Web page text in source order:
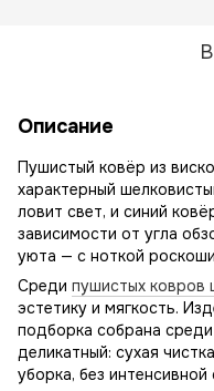
Описание
Пушистый ковёр из
характерный
ловит свет, и синий
зависимости от угла
уюта — с ноткой
Среди пушистых ковров
эстетику и мягкость.
подборка собрана среди
деликатный: сухая
уборка, без интенсивной